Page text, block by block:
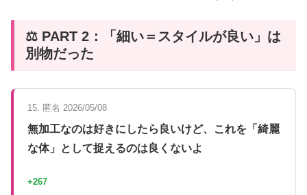
⚖️ PART 2：「細い＝スタイルが良い」は
別物だった
15. 匿名 2026/05/08
無加工なのは好きにしたら良いけど、これを「綺麗
な体」として捉えるのは良くないよ
+267